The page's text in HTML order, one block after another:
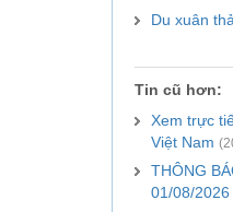
Du xuân
Tin cũ hơn:
Xem trực
Việt Nam
THÔNG
01/08/2026